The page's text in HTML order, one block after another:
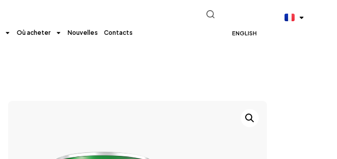
Où acheter Nouvelles Contacts ENGLISH